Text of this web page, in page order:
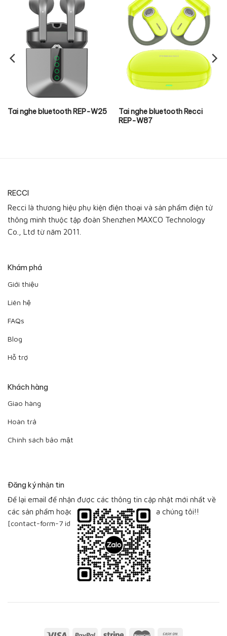
Tai nghe bluetooth REP-W25
Tai nghe bluetooth Recci
REP-W87
RECCI
Recci là thương hiệu phụ kiện điện thoại và sản phẩm điện tử
thông minh thuộc tập đoàn Shenzhen MAXCO Technology
Co., Ltd từ năm 2011.
Khám phá
Giới thiệu
Liên hệ
FAQs
Blog
Hỗ trợ
Khách hàng
Giao hàng
Hoàn trả
Chính sách bảo mật
Đăng ký nhận tin
Để lại email để nhận được các thông tin cập nhật mới nhất về
các sản phẩm hoặc bộ sưu tập sản phẩm của chúng tôi!!
[contact-form-7 id="115"]
Visa PayPal Stripe MasterCard